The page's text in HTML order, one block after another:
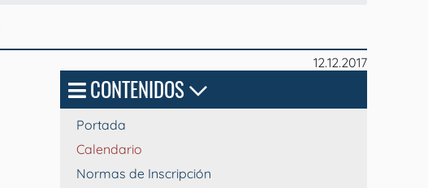
12.12.2017
CONTENIDOS
Portada
Calendario
Normas de Inscripción